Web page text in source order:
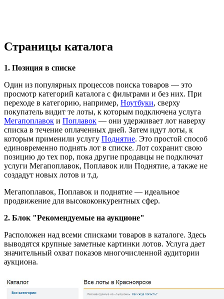
Страницы каталога
1. Позиция в списке
Один из популярных процессов поиска товаров — это
просмотр категорий каталога с фильтрами и без них. При
переходе в категорию, например, Ноутбуки, сверху
покупатель видит те лоты, к которым подключена услуга
Мегапоплавок и Поплавок — они удерживает лот наверху
списка в течение оплаченных дней. Затем идут лоты, к
которым применили услугу Поднятие. Это простой способ
единовременно поднять лот в списке. Лот сохранит свою
позицию до тех пор, пока другие продавцы не подключат
услуги Мегапоплавок, Поплавок или Поднятие, а также не
создадут новых лотов и т.д.
Мегапоплавок, Поплавок и поднятие — идеальное
продвижение для высококонкурентных сфер.
2. Блок "Рекомендуемые на аукционе"
Расположен над всеми списками товаров в каталоге. Здесь
выводятся крупные заметные картинки лотов. Услуга дает
значительный охват показов многочисленной аудитории
аукциона.